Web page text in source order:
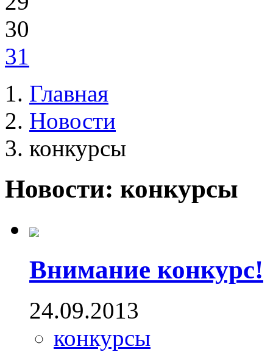
30
31
Главная
Новости
конкурсы
Новости: конкурсы
Внимание конкурс!
24.09.2013
конкурсы